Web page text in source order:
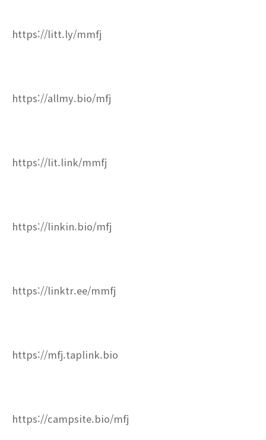
https://litt.ly/mmfj
https://allmy.bio/mfj
https://lit.link/mmfj
https://linkin.bio/mfj
https://linktr.ee/mmfj
https://mfj.taplink.bio
https://campsite.bio/mfj